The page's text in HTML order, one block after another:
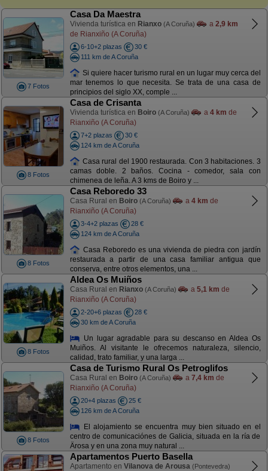
7 Fotos
Casa Da Maestra
Vivienda turística en Rianxo (A Coruña) a 2,9 km
de Rianxiño (A Coruña)
6-10+2 plazas
30 €
111 km de A Coruña
Si quiere hacer turismo rural en un lugar muy cerca del
mar tenemos lo que necesita. Se trata de una casa de
principios del siglo XX, comple ...
8 Fotos
Casa de Crisanta
Vivienda turística en Boiro (A Coruña) a 4 km de
Rianxiño (A Coruña)
7+2 plazas
30 €
124 km de A Coruña
Casa rural del 1900 restaurada. Con 3 habitaciones. 3
camas doble. 2 baños. Cocina - comedor, sala con
chimenea de leña. A 3 kms de Boiro y ...
8 Fotos
Casa Reboredo 33
Casa Rural en Boiro (A Coruña) a 4 km de
Rianxiño (A Coruña)
3-4+2 plazas
28 €
124 km de A Coruña
Casa Reboredo es una vivienda de piedra con jardín
restaurada a partir de una casa familiar antigua que
conserva, entre otros elementos, una ...
8 Fotos
Aldea Os Muiños
Casa Rural en Rianxo (A Coruña) a 5,1 km de
Rianxiño (A Coruña)
2-20+6 plazas
28 €
30 km de A Coruña
Un lugar agradable para su descanso en Aldea Os
Muiños. Al visitante le ofrecemos naturaleza, silencio,
calidad, trato familiar, y una larga ...
8 Fotos
Casa de Turismo Rural Os Petroglifos
Casa Rural en Boiro (A Coruña) a 7,4 km de
Rianxiño (A Coruña)
20+4 plazas
25 €
126 km de A Coruña
El alojamiento se encuentra muy bien situado en el
centro de comunicaciónes de Galicia, situada en la ría de
Ärosa y en una zona muy natural ...
Apartamentos Puerto Basella
Apartamento en Vilanova de Arousa (Pontevedra)